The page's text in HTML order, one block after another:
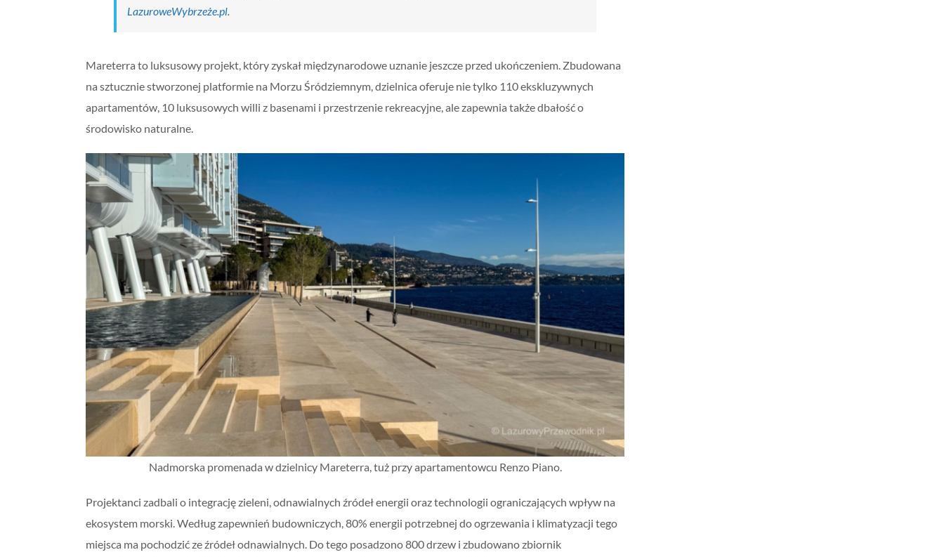
LazuroweWybrzeże.pl.
Mareterra to luksusowy projekt, który zyskał międzynarodowe uznanie jeszcze przed ukończeniem. Zbudowana
na sztucznie stworzonej platformie na Morzu Śródziemnym, dzielnica oferuje nie tylko 110 ekskluzywnych
apartamentów, 10 luksusowych willi z basenami i przestrzenie rekreacyjne, ale zapewnia także dbałość o
środowisko naturalne.
Nadmorska promenada w dzielnicy Mareterra, tuż przy apartamentowcu Renzo Piano.
Projektanci zadbali o integrację zieleni, odnawialnych źródeł energii oraz technologii ograniczających wpływ na
ekosystem morski. Według zapewnień budowniczych, 80% energii potrzebnej do ogrzewania i klimatyzacji tego
miejsca ma pochodzić ze źródeł odnawialnych. Do tego posadzono 800 drzew i zbudowano zbiornik